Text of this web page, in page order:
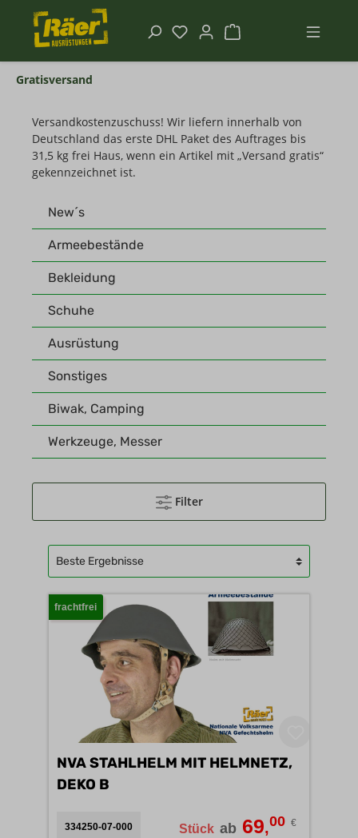
Gratisversand
Versandkostenzuschuss! Wir liefern innerhalb von
Deutschland das erste DHL Paket des Auftrages bis
31,5 kg frei Haus, wenn ein Artikel mit „Versand gratis“
gekennzeichnet ist.
New´s
Armeebestände
Bekleidung
Schuhe
Ausrüstung
Sonstiges
Biwak, Camping
Werkzeuge, Messer
Filter
frachtfrei
NVA STAHLHELM MIT HELMNETZ,
DEKO B
334250-07-000 Stück ab 69,00 €